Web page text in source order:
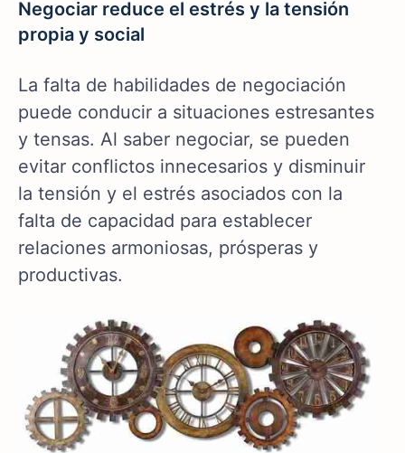
Negociar reduce el estrés y la tensión
propia y social
La falta de habilidades de negociación
puede conducir a situaciones estresantes
y tensas. Al saber negociar, se pueden
evitar conflictos innecesarios y disminuir
la tensión y el estrés asociados con la
falta de capacidad para establecer
relaciones armoniosas, prósperas y
productivas.